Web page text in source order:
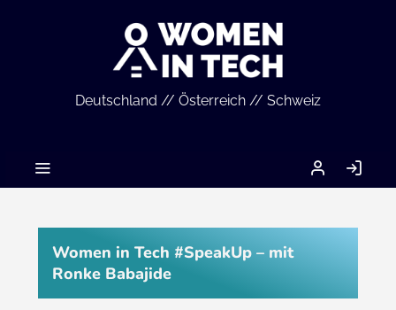
Deutschland // Österreich // Schweiz
MEIN
ACCOUNT
Women in Tech #SpeakUp – mit
Ronke Babajide